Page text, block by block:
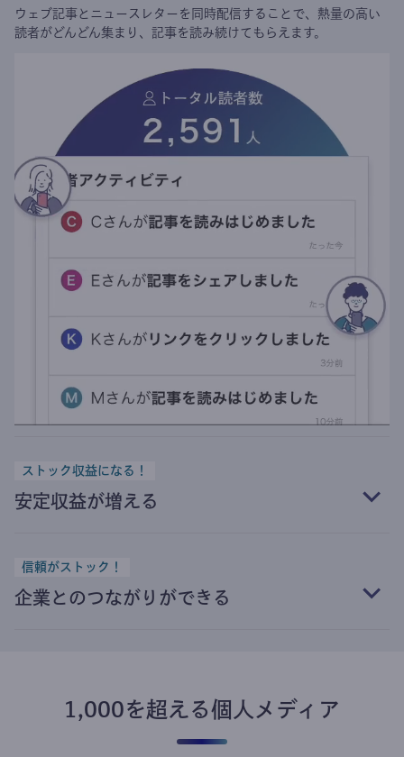
ウェブ記事とニュースレターを同時配信することで、熱量の高い
読者がどんどん集まり、記事を読み続けてもらえます。
ストック収益になる！
安定収益が増える
信頼がストック！
企業とのつながりができる
1,000を超える個人メディア